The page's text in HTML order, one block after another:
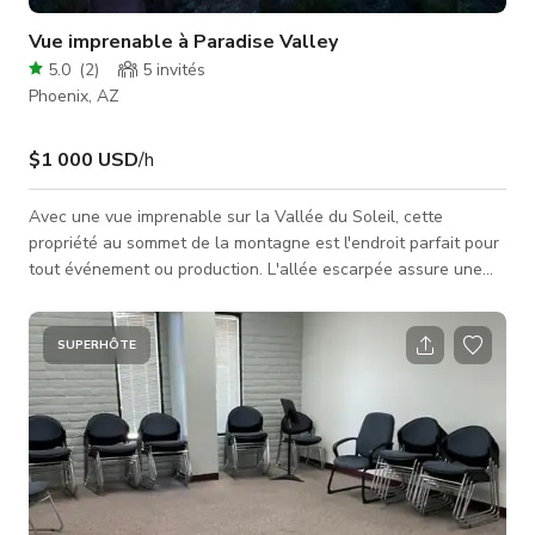
Vue imprenable à Paradise Valley
5.0 (2) 5 invités
Phoenix, AZ
$1 000 USD/h
Avec une vue imprenable sur la Vallée du Soleil, cette
propriété au sommet de la montagne est l'endroit parfait pour
tout événement ou production. L'allée escarpée assure une
laissent entrer toute la lumière naturelle que Phoenix peut
offrir. Cette propriété dispose d'une cuisine intérieure et
extérieure, de plusieurs chambres et d'un bar encastré en
contrebas. Le putting green et la grande piscine offrent
beaucoup d'espa
SUPERHÔTE